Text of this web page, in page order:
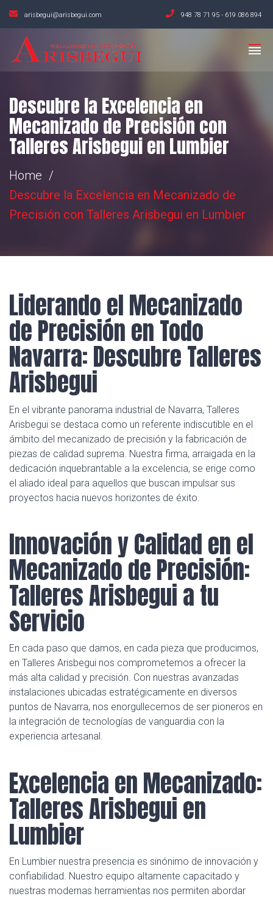
arisbegui@arisbegui.com 948 78 71 95 - 619 086 894
Descubre la Excelencia en
Mecanizado de Precisión con
Talleres Arisbegui en Lumbier
Home
Descubre la Excelencia en Mecanizado de
Precisión con Talleres Arisbegui en Lumbier
Liderando el Mecanizado
de Precisión en Todo
Navarra: Descubre Talleres
Arisbegui
En el vibrante panorama industrial de Navarra, Talleres
Arisbegui se destaca como un referente indiscutible en el
ámbito del mecanizado de precisión y la fabricación de
piezas de calidad suprema. Nuestra firma, arraigada en la
dedicación inquebrantable a la excelencia, se erige como
el aliado ideal para aquellos que buscan impulsar sus
proyectos hacia nuevos horizontes de éxito.
Innovación y Calidad en el
Mecanizado de Precisión:
Talleres Arisbegui a tu
Servicio
En cada paso que damos, en cada pieza que producimos,
en Talleres Arisbegui nos comprometemos a ofrecer la
más alta calidad y precisión. Con nuestras avanzadas
instalaciones ubicadas estratégicamente en diversos
puntos de Navarra, nos enorgullecemos de ser pioneros en
la integración de tecnologías de vanguardia con la
experiencia artesanal.
Excelencia en Mecanizado:
Talleres Arisbegui en
Lumbier
En Lumbier nuestra presencia es sinónimo de innovación y
confiabilidad. Nuestro equipo altamente capacitado y
nuestras modernas herramientas nos permiten abordar